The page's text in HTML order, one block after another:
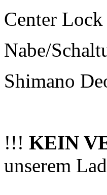
Center Lock
Nabe/
Shimano
!!! KEIN
unserem